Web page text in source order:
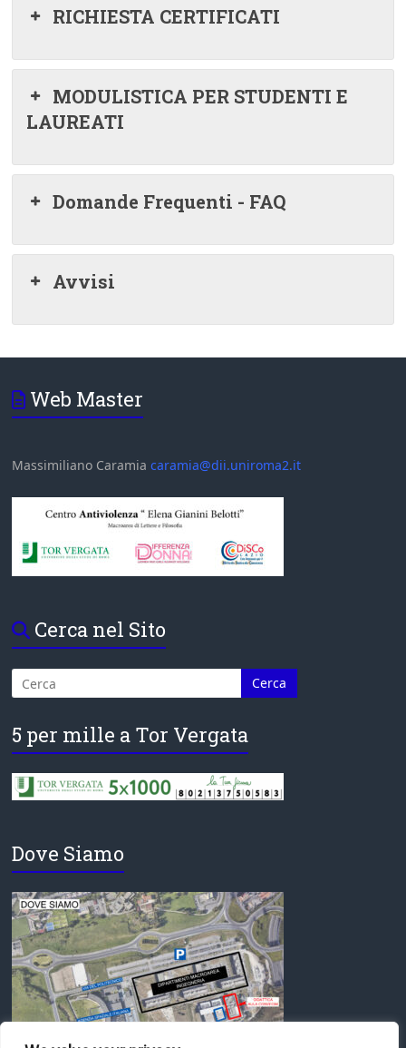
RICHIESTA CERTIFICATI
MODULISTICA PER STUDENTI E
LAUREATI
Domande Frequenti - FAQ
Avvisi
Web Master
Massimiliano Caramiacaramia@dii.uniroma2.it
Cerca nel Sito
5 per mille a Tor Vergata
Dove Siamo